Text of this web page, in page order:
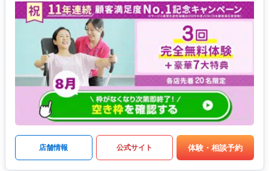
店舗情報 公式サイト 体験・相談予約